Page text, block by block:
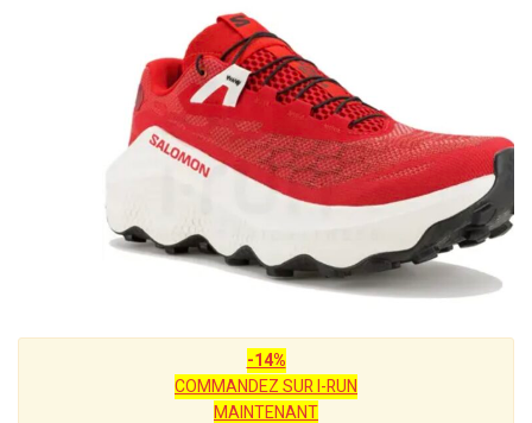
-14%
COMMANDEZ SUR I-RUN
MAINTENANT